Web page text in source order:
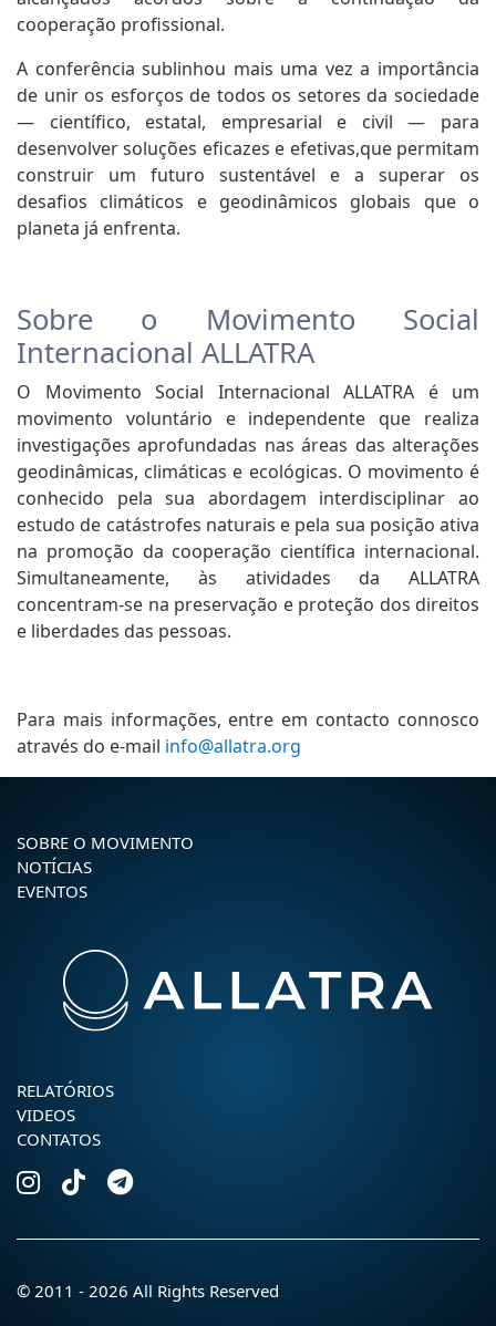
cooperação profissional.
A conferência sublinhou mais uma vez a importância
de unir os esforços de todos os setores da sociedade
— científico, estatal, empresarial e civil — para
desenvolver soluções eficazes e efetivas,que permitam
construir um futuro sustentável e a superar os
desafios climáticos e geodinâmicos globais que o
planeta já enfrenta.
Sobre o Movimento Social
Internacional ALLATRA
O Movimento Social Internacional ALLATRA é um
movimento voluntário e independente que realiza
investigações aprofundadas nas áreas das alterações
geodinâmicas, climáticas e ecológicas. O movimento é
conhecido pela sua abordagem interdisciplinar ao
estudo de catástrofes naturais e pela sua posição ativa
na promoção da cooperação científica internacional.
Simultaneamente, às atividades da ALLATRA
concentram-se na preservação e proteção dos direitos
e liberdades das pessoas.
Para mais informações, entre em contacto connosco
através do e-mail info@allatra.org
SOBRE O MOVIMENTO
NOTÍCIAS
EVENTOS
RELATÓRIOS
VIDEOS
CONTATOS
© 2011 - 2026 All Rights Reserved